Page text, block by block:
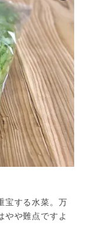
宝する水菜。万
やや難点ですよ